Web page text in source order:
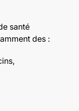
santé
des :